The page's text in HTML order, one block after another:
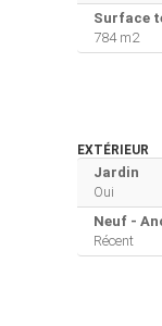
Surface
784 m2
EXTÉRIEUR
Jardin
Oui
Neuf -
Récent